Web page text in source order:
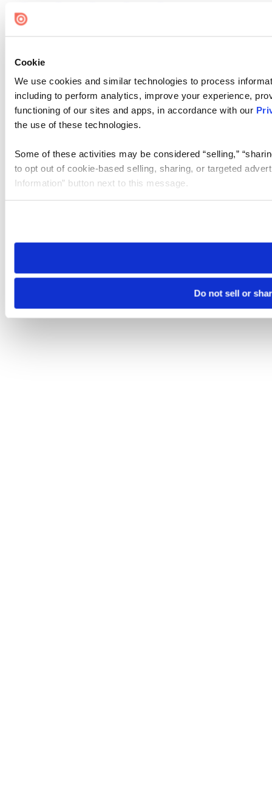
Cookie
We use cookies and similar technologies to process
including to perform analytics, improve your experience,
functioning of our sites and apps, in accordance with our
the use of these technologies.
Some of these activities may be considered “selling,”
to opt out of cookie-based selling, sharing, or targeted
Information” button next to this message.
need to be set again.
Do not sell or